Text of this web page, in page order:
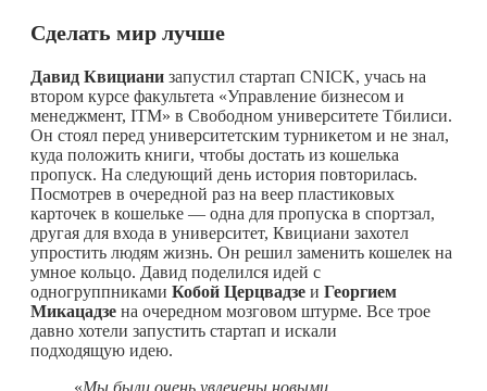
Сделать мир лучше
Давид Квициани запустил стартап CNICK, учась на
втором курсе факультета «Управление бизнесом и
менеджмент, ITM» в Свободном университете Тбилиси.
Он стоял перед университетским турникетом и не знал,
куда положить книги, чтобы достать из кошелька
пропуск. На следующий день история повторилась.
Посмотрев в очередной раз на веер пластиковых
карточек в кошельке — одна для пропуска в спортзал,
другая для входа в университет, Квициани захотел
упростить людям жизнь. Он решил заменить кошелек на
умное кольцо. Давид поделился идей с
одногруппниками Кобой Церцвадзе и Георгием
Микацадзе на очередном мозговом штурме. Все трое
давно хотели запустить стартап и искали
подходящую идею.
«Мы были очень увлечены новыми